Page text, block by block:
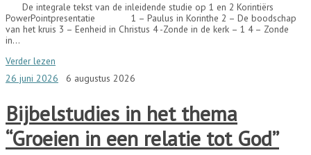
De integrale tekst van de inleidende studie op 1 en 2 Korintiërs
PowerPointpresentatie 1 – Paulus in Korinthe 2 – De boodschap
van het kruis 3 – Eenheid in Christus 4 -Zonde in de kerk – 1 4 – Zonde
in…
Verder lezen
26 juni 2026
6 augustus 2026
Bijbelstudies in het thema
“Groeien in een relatie tot God”